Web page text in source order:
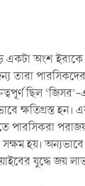
একটা অংশ
তারা
ছিল
ক্ষতিগ্রস্ত
পারসিকরা
হয়।
যুদ্ধে জয়